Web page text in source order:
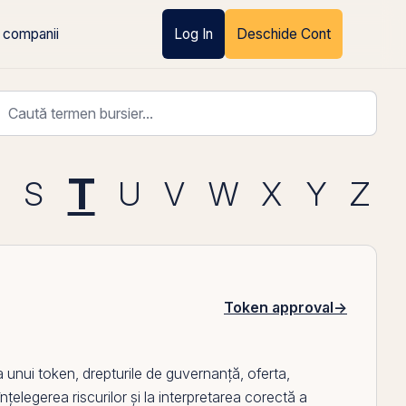
Log In Deschide Cont
S T U V W X Y Z
Token approval→
unui token, drepturile de guvernanță, oferta,
riscurilor și la interpretarea corectă a